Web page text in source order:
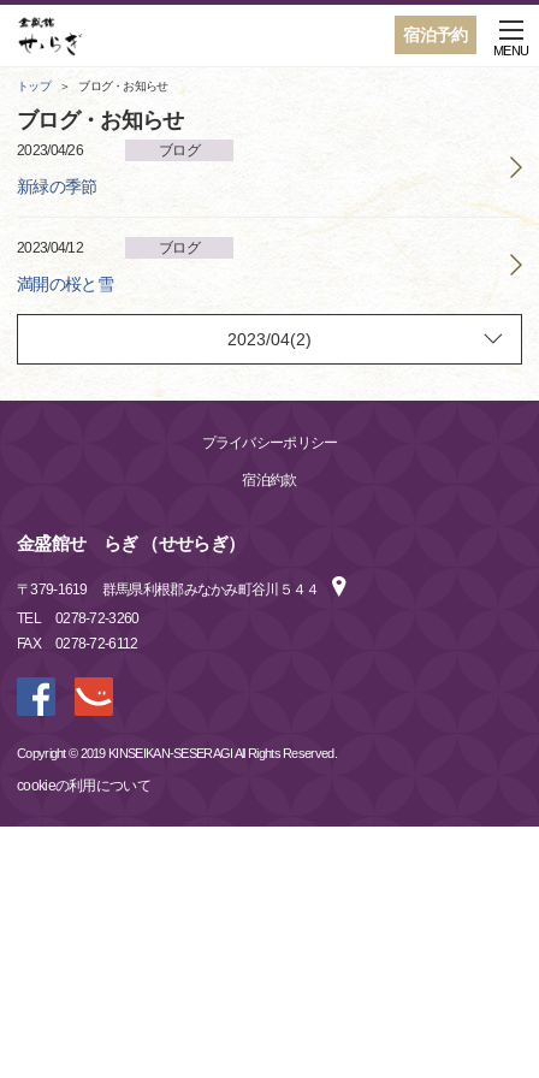
宿泊予約
MENU
トップ ブログ・お知らせ
ブログ・お知らせ
2023/04/26 ブログ
新緑の季節
2023/04/12 ブログ
満開の桜と雪
プライバシーポリシー
宿泊約款
金盛館せゝらぎ （せせらぎ）
〒379-1619
群馬県利根郡みなかみ町谷川５４４
TEL
0278-72-3260
FAX
0278-72-6112
Copyright © 2019 KINSEIKAN-SESERAGI All Rights Reserved.
cookieの利用について